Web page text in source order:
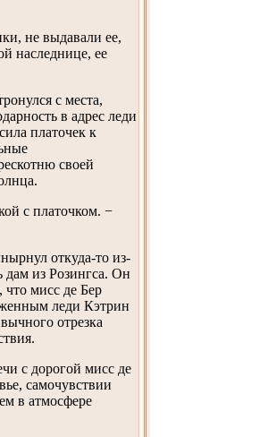
не выдавали ее,
наследнице, ее
с места,
в адрес леди
платочек к
своей
с платочком. −
откуда-то из-
дам из Розингса. Он
что мисс де Бер
леди Кэтрин
отрезка
с дорогой мисс де
самочувствии
в атмосфере